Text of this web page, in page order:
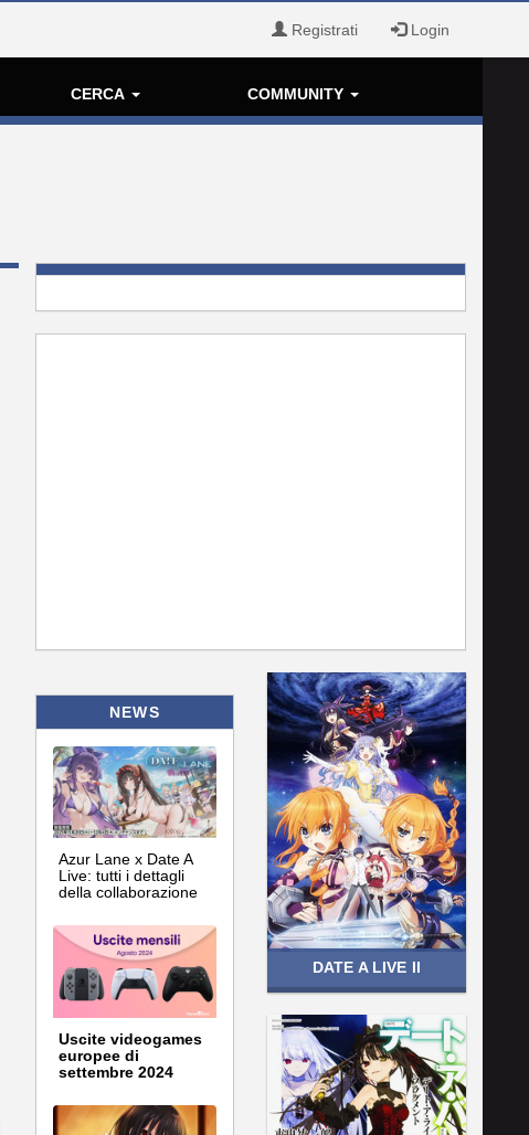
Registrati Login
CERCA COMMUNITY
NEWS
Azur Lane x Date A
Live: tutti i dettagli
della collaborazione
Uscite videogames
europee di
settembre 2024
DATE A LIVE II